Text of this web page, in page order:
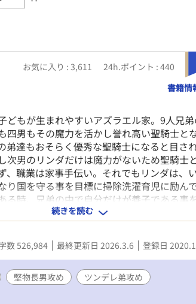
お気に入り : 3,611 24h.ポイント : 440
書籍情
どもが生まれやすいアズラエル家。9人兄
四男もその魔力を活かし誉れ高い聖騎士と
弟達もおそらく優秀な聖騎士になると目さ
次男のリンダだけは魔力がないため聖騎士
、職業は家事手伝い。それでもリンダは、
り国を守る事を目標に掃除洗濯育児に励ん
る時、兄弟の中で自分だけが養子である事
そして、実の母は人間ではないという、とん
。しかもなんと、その魔物とはまさかの「
な淫魔の力に目覚めてしまった苦労性のリン
。 【作品書籍化のため12月13日取下げ予定
続きを読む
数 526,984 最終更新日 2026.3.6 登録日
堅物長男攻め
ツンデレ弟攻め